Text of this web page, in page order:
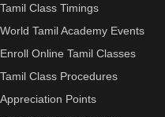
Tamil Class Timings
World Tamil Academy Events
Enroll Online Tamil Classes
Tamil Class Procedures
Appreciation Points